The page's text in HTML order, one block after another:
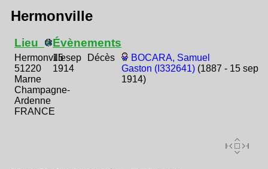
Hermonville
Lieu
Hermonville
51220
Marne
Champagne-
Ardenne
FRANCE
Évènements
15 sep
1914
Décès
BOCARA, Samuel
Gaston (I332641) (1887 - 15 sep
1914)